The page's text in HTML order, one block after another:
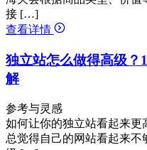
接 […]
查看详情
独立站怎么做得高级？
解
参考与灵感
如何让你的独立站看起来更
总觉得自己的网站看起来